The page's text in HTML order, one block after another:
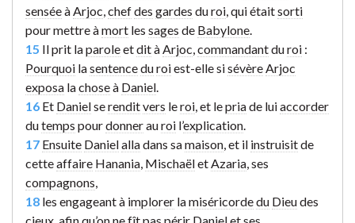
senséeà Arjoc chefdes gardes duroi , qui étaitsorti
pour mettre àmort les sages de Babylone
15 Il prit laparoleetdità Arjoc commandantduroi :
Pourquoi lasentenceduroiest-elle sisévère Arjoc
exposa lachoseà Daniel
16 Et Danielserenditvers leroi , et lepriade luiaccorder
dutemps pourdonnerauroi l’explication
17 Ensuite Danielalladans samaison , et il instruisitde
cetteaffaire Hanania Mischaëlet Azaria , ses
compagnons
18 les engageant à implorer lamiséricordedu Dieudes
cieux , afin qu’on ne fîtpas périr Danielet ses